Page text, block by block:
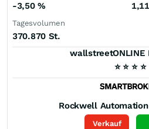
-3,50% 1,11
Tagesvolumen
370.870 St.
wallstreetONLINE
⭐ ⭐ ⭐ ⭐
Rockwell Automation
Verkauf